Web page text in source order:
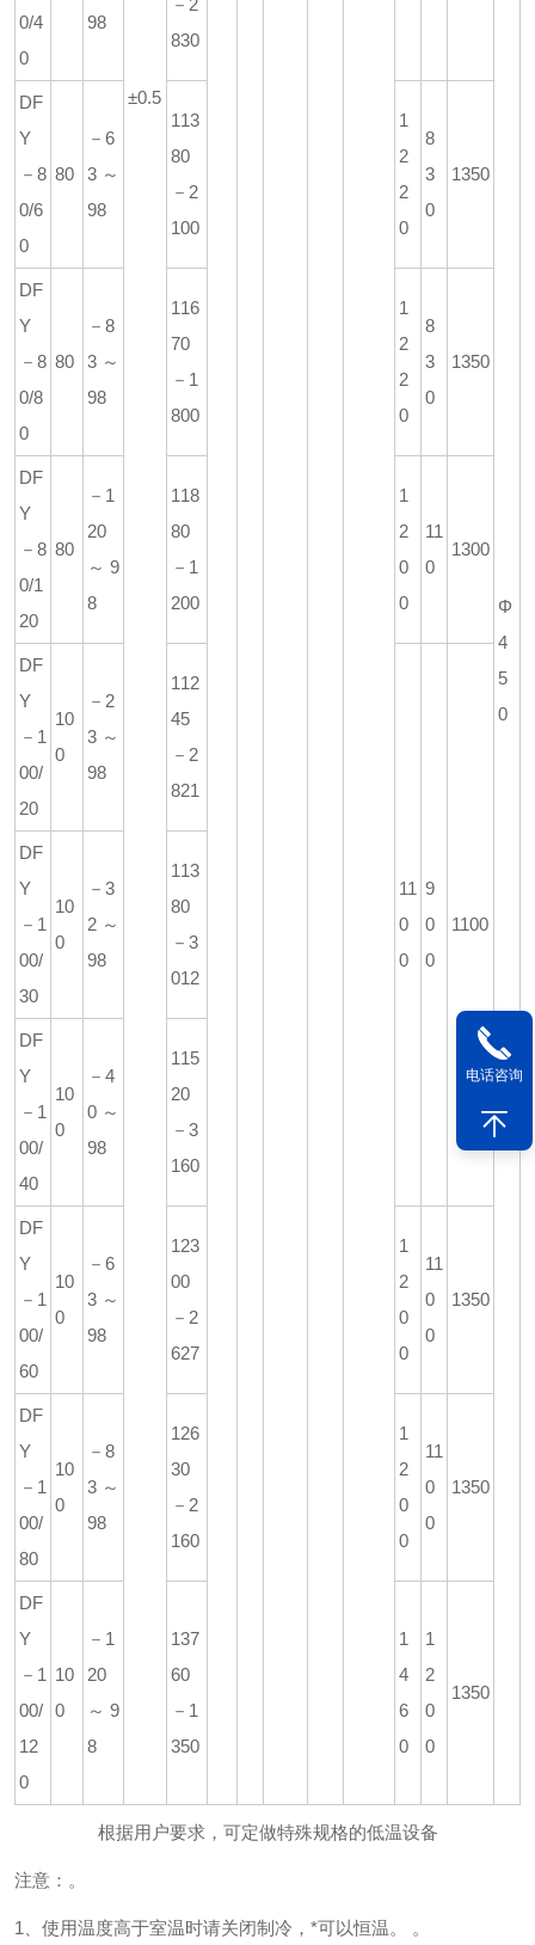
±0.5
Φ
4
5
0
0/4
0
98
－2
830
DF
Y
－8
0/6
0
80
－6
3～
98
113
80
－2
100
1
2
2
0
8
3
0
1350
DF
Y
－8
0/8
0
80
－8
3～
98
116
70
－1
800
1
2
2
0
8
3
0
1350
DF
Y
－8
0/1
20
80
－1
20
～9
8
118
80
－1
200
1
2
0
0
11
0
1300
DF
Y
－1
00/
20
10
0
－2
3～
98
112
45
－2
821
11
0
0
9
0
0
1100
DF
Y
－1
00/
30
10
0
－3
2～
98
113
80
－3
012
DF
Y
－1
00/
40
10
0
－4
0～
98
115
20
－3
160
DF
Y
－1
00/
60
10
0
－6
3～
98
123
00
－2
627
1
2
0
0
11
0
0
1350
DF
Y
－1
00/
80
10
0
－8
3～
98
126
30
－2
160
1
2
0
0
11
0
0
1350
DF
Y
－1
00/
12
0
10
0
－1
20
～9
8
137
60
－1
350
1
4
6
0
1
2
0
0
1350
根据用户要求，可定做特殊规格的低温设备
注意：。
1、使用温度高于室温时请关闭制冷，*可以恒温。 。
电话咨询